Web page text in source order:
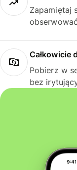
Zapamiętaj
Całkowicie
Pobierz w
bez